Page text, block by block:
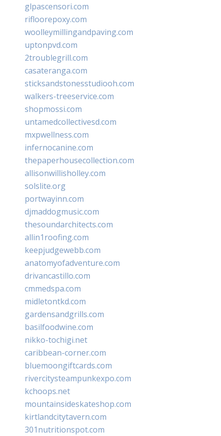
glpascensori.com
rifloorepoxy.com
woolleymillingandpaving.com
uptonpvd.com
2troublegrill.com
casateranga.com
sticksandstonesstudiooh.com
walkers-treeservice.com
shopmossi.com
untamedcollectivesd.com
mxpwellness.com
infernocanine.com
thepaperhousecollection.com
allisonwillisholley.com
solslite.org
portwayinn.com
djmaddogmusic.com
thesoundarchitects.com
allin1roofing.com
keepjudgewebb.com
anatomyofadventure.com
drivancastillo.com
cmmedspa.com
midletontkd.com
gardensandgrills.com
basilfoodwine.com
nikko-tochigi.net
caribbean-corner.com
bluemoongiftcards.com
rivercitysteampunkexpo.com
kchoops.net
mountainsideskateshop.com
kirtlandcitytavern.com
301nutritionspot.com